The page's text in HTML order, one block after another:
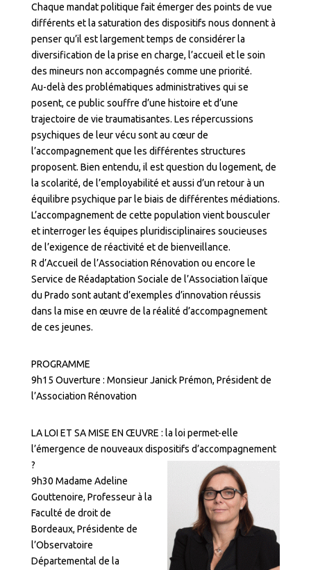
Chaque mandat politique fait émerger des points de vue
différents et la saturation des dispositifs nous donnent à
penser qu’il est largement temps de considérer la
diversification de la prise en charge, l’accueil et le soin
des mineurs non accompagnés comme une priorité.
Au-delà des problématiques administratives qui se
posent, ce public souffre d’une histoire et d’une
trajectoire de vie traumatisantes. Les répercussions
psychiques de leur vécu sont au cœur de
l’accompagnement que les différentes structures
proposent. Bien entendu, il est question du logement, de
la scolarité, de l’employabilité et aussi d’un retour à un
équilibre psychique par le biais de différentes médiations.
L’accompagnement de cette population vient bousculer
et interroger les équipes pluridisciplinaires soucieuses
de l’exigence de réactivité et de bienveillance.
R d’Accueil de l’Association Rénovation ou encore le
Service de Réadaptation Sociale de l’Association laïque
du Prado sont autant d’exemples d’innovation réussis
dans la mise en œuvre de la réalité d’accompagnement
de ces jeunes.
PROGRAMME
9h15 Ouverture : Monsieur Janick Prémon, Président de
l’Association Rénovation
LA LOI ET SA MISE EN ŒUVRE : la loi permet-elle
l’émergence de nouveaux dispositifs d’accompagnement
?
9h30 Madame Adeline
Gouttenoire, Professeur à la
Faculté de droit de
Bordeaux, Présidente de
l’Observatoire
Départemental de la